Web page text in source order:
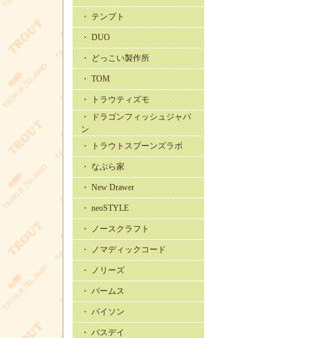
・ テンプト
・ DUO
・ どっこい製作所
・ TOM
・ トラウティズモ
・ ドラゴンフィッシュジャパ
ン
・ トラウトスプーンズラボ
・ なぶら家
・ New Drawer
・ neoSTYLE
・ ノースクラフト
・ ノマディックコード
・ ノリーズ
・ パームス
・ バイソン
・ バスデイ